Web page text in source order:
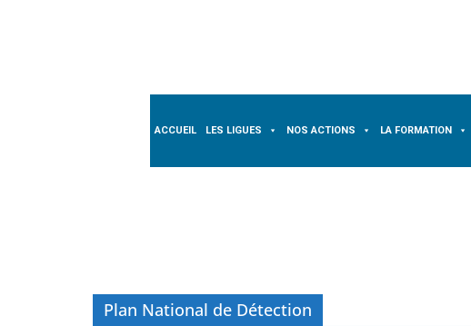
ACCUEIL LES LIGUES NOS ACTIONS LA FORMATION
Plan National de Détection